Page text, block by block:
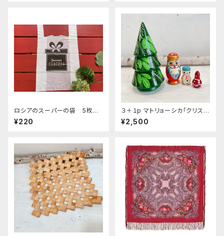
ロシアのスーパーの袋 5枚セ
ット "thank you verymuch"
(大)
¥220
３＋１p マトリョーシカ「クリスマ
¥2,500